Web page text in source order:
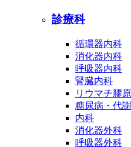
診療科
循環器内科
消化器内科
呼吸器内科
腎臓内科
リウマチ膠
糖尿病・代
内科
消化器外科
呼吸器外科